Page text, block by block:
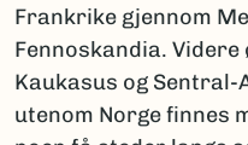
Frankrike gjennom
Fennoskandia.
Kaukasus og Sentral-
utenom Norge finnes